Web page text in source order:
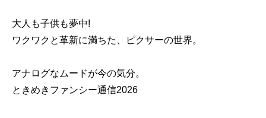
大人も子供も夢中!
ワクワクと革新に満ちた、ピクサーの世界。
アナログなムードが今の気分。
ときめきファンシー通信2026